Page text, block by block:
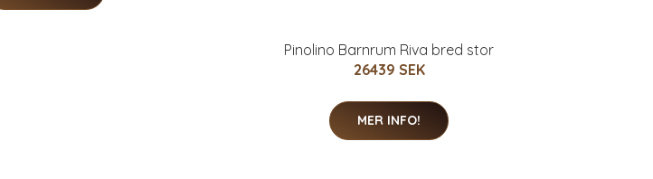
Pinolino Barnrum Riva bred stor
26439 SEK
MER INFO!